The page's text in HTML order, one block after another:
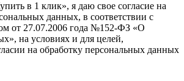
в 1 клик», я даю свое согласие на
данных, в соответствии с
от 27.07.2006 года №152-ФЗ «О
на условиях и для целей,
на обработку персональных данных